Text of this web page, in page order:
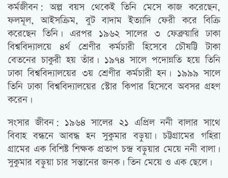
কর্মজীবন: অল্প বয়স থেকেই তিনি মেসে কাজ করেছেন,
ফলমূল, আইসক্রিম, বুট বাদাম ইত্যাদি ফেরী করে বিক্রি
করেছেন তিনি। এরপর ১৯৬২ সালের ৩ ফেব্রুয়ারি ঢাকা
বিশ্ববিদ্যালয়ে ৪র্থ শ্রেণীর কর্মচারী হিসেবে চৌষট্টি টাকা
বেতনের চাকুরী হয় তাঁর। ১৯৭৪ সালে পদোন্নতি হয়ে তিনি
ঢাকা বিশ্ববিদ্যালয়ের ৩য় শ্রেণীর কর্মচারী হন। ১৯৯৯ সালে
তিনি ঢাকা বিশ্ববিদ্যালয়ের স্টোর কিপার হিসেবে অবসর গ্রহণ
করেন।
সংসার জীবন: ১৯৬৪ সালের ২১ এপ্রিল ননী বালার সাথে
বিবাহ বন্ধনে আবদ্ধ হন সুকুমার বড়ুয়া। চট্টগ্রামের গহিরা
গ্রামের এক বিশিষ্ট শিক্ষক প্রতাপ চন্দ্র বড়ুয়ার মেয়ে ননী বালা।
সুকুমার বড়ুয়া চার সন্তানের জনক। তিন মেয়ে ও এক ছেলে।